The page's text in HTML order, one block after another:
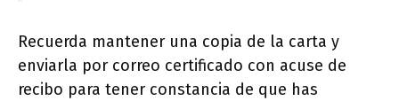
Recuerda mantener una copia de la carta y
enviarla por correo certificado con acuse de
recibo para tener constancia de que has